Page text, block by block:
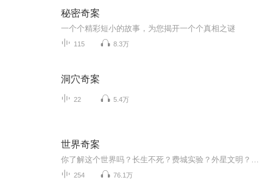
秘密奇案
一个个精彩短小的故事，为您揭开一个个真相之谜
115 8.3万
洞穴奇案
22 5.4万
世界奇案
254 76.1万